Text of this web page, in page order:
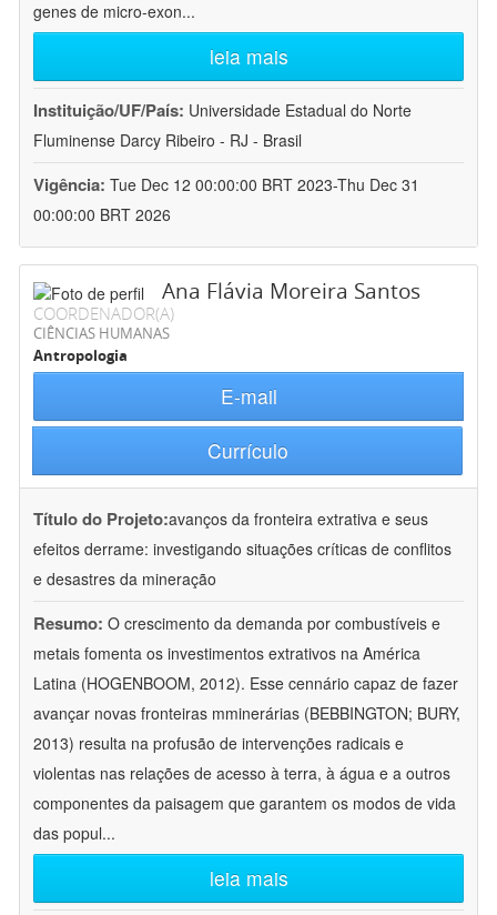
genes de micro-exon...
leia mais
Instituição/UF/País: Universidade Estadual do Norte
Fluminense Darcy Ribeiro - RJ - Brasil
Vigência: Tue Dec 12 00:00:00 BRT 2023-Thu Dec 31
00:00:00 BRT 2026
Ana Flávia Moreira Santos
COORDENADOR(A)
CIÊNCIAS HUMANAS
Antropologia
E-mail
Currículo
Título do Projeto:avanços da fronteira extrativa e seus
efeitos derrame: investigando situações críticas de conflitos
e desastres da mineração
Resumo: O crescimento da demanda por combustíveis e
metais fomenta os investimentos extrativos na América
Latina (HOGENBOOM, 2012). Esse cennário capaz de fazer
avançar novas fronteiras mminerárias (BEBBINGTON; BURY,
2013) resulta na profusão de intervenções radicais e
violentas nas relações de acesso à terra, à água e a outros
componentes da paisagem que garantem os modos de vida
das popul...
leia mais